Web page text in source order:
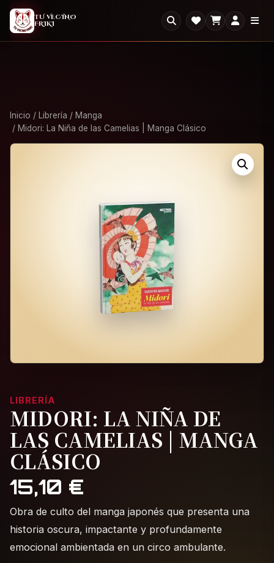
2X1 2x1 en todo el Outlet: llevate dos, paga uno.
×
TU VECINO
FRIKI
Inicio / Librería / Manga
/ Midori: La Niña de las Camelias | Manga Clásico
LIBRERÍA
MIDORI: LA NIÑA DE
LAS CAMELIAS | MANGA
CLÁSICO
15,10 €
Obra de culto del manga japonés que presenta una
historia oscura, impactante y profundamente
emocional ambientada en un circo ambulante.